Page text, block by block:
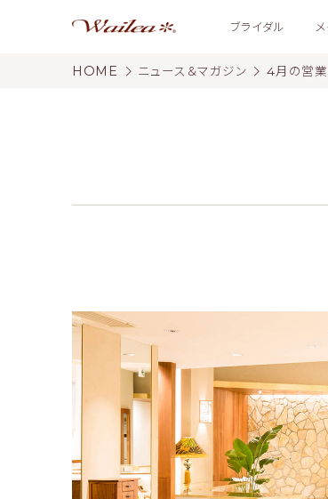
ブライダル
HOME ニュース＆マガジン 4月の営